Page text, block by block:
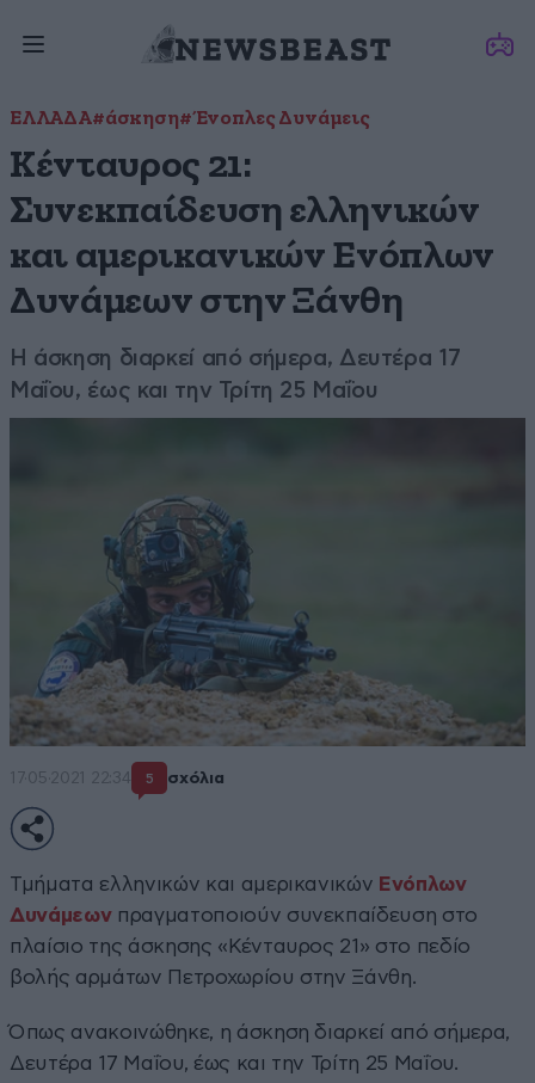
ΕΛΛΑΔΑ#άσκηση#Ένοπλες Δυνάμεις
Κένταυρος 21:
Συνεκπαίδευση ελληνικών
και αμερικανικών Ενόπλων
Δυνάμεων στην Ξάνθη
Η άσκηση διαρκεί από σήμερα, Δευτέρα 17
Μαΐου, έως και την Τρίτη 25 Μαΐου
17·05·2021 22:34 5 σχόλια
Τμήματα ελληνικών και αμερικανικών Ενόπλων
Δυνάμεωνπραγματοποιούν συνεκπαίδευση στο
πλαίσιο της άσκησης «Κένταυρος 21» στο πεδίο
βολής αρμάτων Πετροχωρίου στην Ξάνθη.
Όπως ανακοινώθηκε, η άσκηση διαρκεί από σήμερα,
Δευτέρα 17 Μαΐου, έως και την Τρίτη 25 Μαΐου.